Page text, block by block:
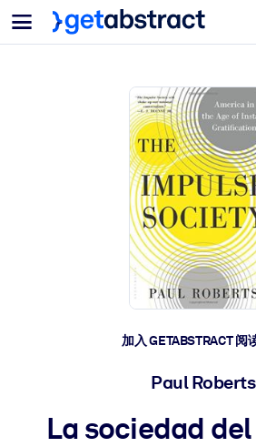
菜单
面向团队与管理者
为您的员工配备关键的人工智能技能。
帮助您的管理者为未来的工作时代做好
让团队更轻松地共同学习、解决实际问
技能提升与重塑
培养您的员工应对未来挑战所需的技能。
按系统
面向人工智能系统
加入 GETABSTRACT 阅
Paul Roberts
La sociedad